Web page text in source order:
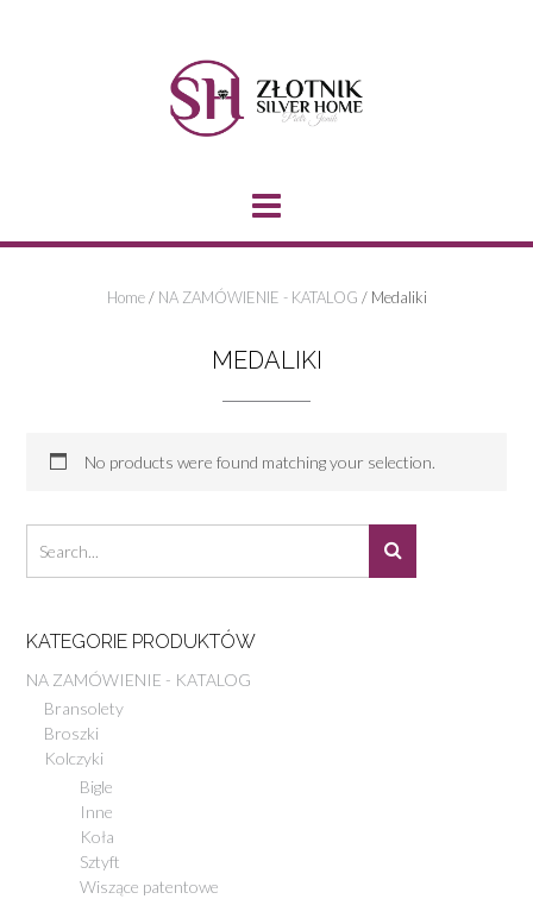
Home/ NA ZAMÓWIENIE - KATALOG / Medaliki
MEDALIKI
No products were found matching your selection.
KATEGORIE PRODUKTÓW
NA ZAMÓWIENIE - KATALOG
Bransolety
Broszki
Kolczyki
Bigle
Inne
Koła
Sztyft
Wiszące patentowe